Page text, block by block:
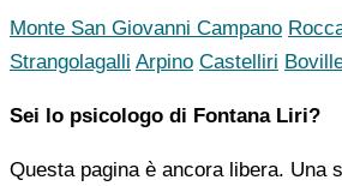
Monte San Giovanni Campano
Strangolagalli Arpino Castelliri
Sei lo psicologo di Fontana Liri?
Questa pagina è ancora libera. Una